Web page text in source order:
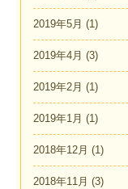
2019年5月 (1)
2019年4月 (3)
2019年2月 (1)
2019年1月 (1)
2018年12月 (1)
2018年11月 (3)